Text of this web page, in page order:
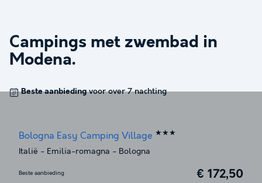
Campings met zwembad in
Modena.
Beste aanbiedingvoor over 7 nachting
Bologna Easy Camping Village ★★★
Italië - Emilia-romagna - Bologna
Beste aanbieding € 172,50